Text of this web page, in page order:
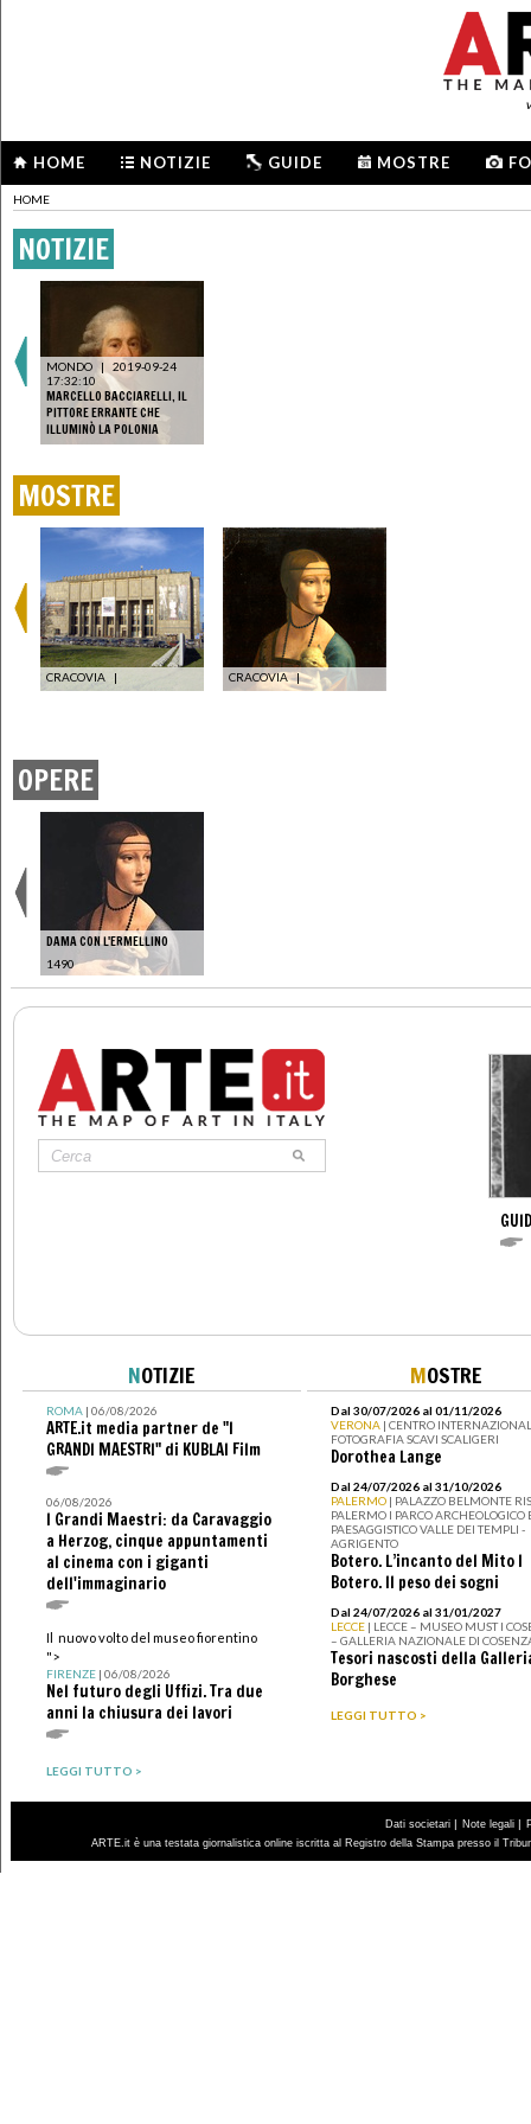
HOME NOTIZIE GUIDE MOSTRE
HOME
NOTIZIE
MONDO |
2019-09-24
17:32:10
MARCELLO BACCIARELLI, IL
PITTORE ERRANTE CHE
ILLUMINÒ LA POLONIA
MOSTRE
CRACOVIA | CRACOVIA |
OPERE
DAMA CON L'ERMELLINO
1490
NOTIZIE
ROMA| 06/08/2026
ARTE.it media partner de "I
GRANDI MAESTRI" di KUBLAI Film
06/08/2026
I Grandi Maestri: da Caravaggio
a Herzog, cinque appuntamenti
al cinema con i giganti
dell'immaginario
Il nuovo volto del museo fiorentino
">
FIRENZE| 06/08/2026
Nel futuro degli Uffizi. Tra due
anni la chiusura dei lavori
LEGGI TUTTO >
MOSTRE
Dal 30/07/2026 al 01/11/2026
VERONA | CENTRO
FOTOGRAFIA SCAVI SCALIGERI
Dorothea Lange
Dal 24/07/2026 al 31/10/2026
PALERMO | PALAZZO BELMONTE
PALERMO I PARCO ARCHEOLOGICO
PAESAGGISTICO VALLE DEI TEMPLI -
AGRIGENTO
Botero. L’incanto del Mito I
Botero. Il peso dei sogni
Dal 24/07/2026 al 31/01/2027
LECCE | LECCE – MUSEO MUST I
– GALLERIA NAZIONALE DI
Tesori nascosti della
Borghese
LEGGI TUTTO >
Dati societari | Note legali |
ARTE.it è una testata giornalistica online iscritta al Registro della Stampa presso il